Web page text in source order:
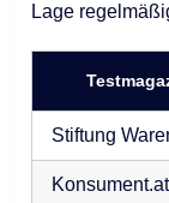
Lage
Stiftung
Konsument.at